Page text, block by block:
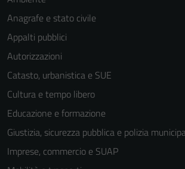
Anagrafe e stato civile
Appalti pubblici
Autorizzazioni
Catasto, urbanistica e SUE
Cultura e tempo libero
Educazione e formazione
Giustizia, sicurezza pubblica e polizia
Imprese, commercio e SUAP
del sito e